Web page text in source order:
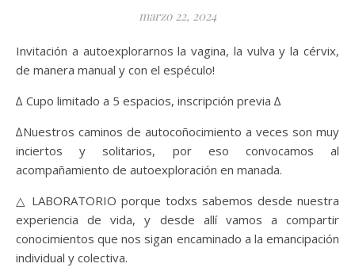
marzo 22, 2024
Invitación a autoexplorarnos la vagina, la vulva y la cérvix,
de manera manual y con el espéculo!
∆ Cupo limitado a 5 espacios, inscripción previa ∆
∆Nuestros caminos de autocoñocimiento a veces son muy
inciertos y solitarios, por eso convocamos al
acompañamiento de autoexploración en manada.
△ LABORATORIO porque todxs sabemos desde nuestra
experiencia de vida, y desde allí vamos a compartir
conocimientos que nos sigan encaminado a la emancipación
individual y colectiva.